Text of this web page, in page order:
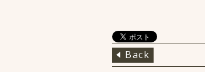
Back